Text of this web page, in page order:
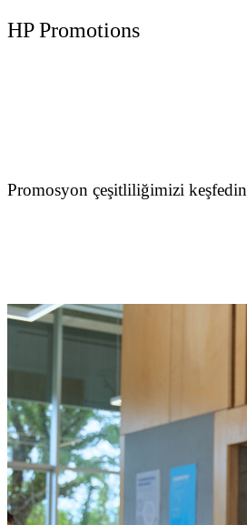
HP Promotions
Promosyon çeşitliliğimizi keşfedin